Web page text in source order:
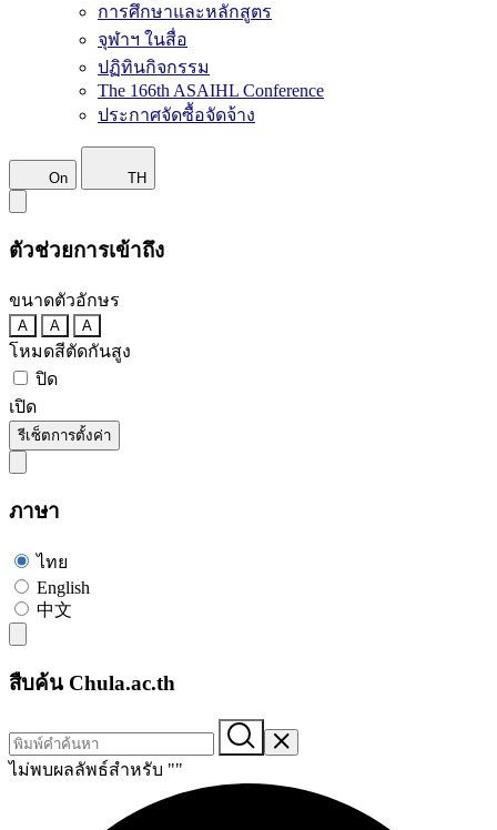
การศึกษาและหลักสูตร
จุฬาฯ ในสื่อ
ปฏิทินกิจกรรม
The 166th ASAIHL Conference
ประกาศจัดซื้อจัดจ้าง
On TH
ตัวช่วยการเข้าถึง
ขนาดตัวอักษร
A A A
โหมดสีตัดกันสูง
ปิด
เปิด
รีเซ็ตการตั้งค่า
ภาษา
ไทย
English
中文
สืบค้น Chula.ac.th
ไม่พบผลลัพธ์สำหรับ ""